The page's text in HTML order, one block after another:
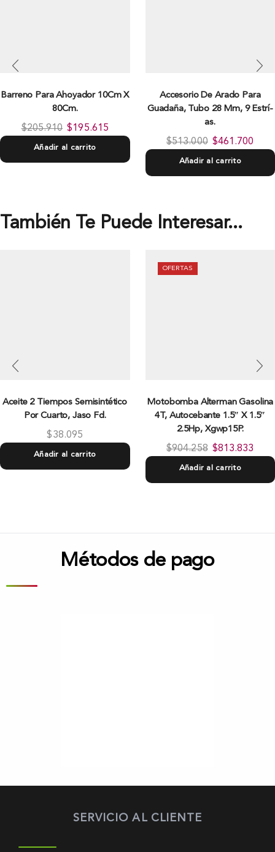
Barreno Para Ahoyador 10Cm X
80Cm.
$205.910 $195.615
Añadir al carrito
Accesorio De Arado Para
Guadaña, Tubo 28 Mm, 9 Estrí­
as.
$513.000 $461.700
Añadir al carrito
También Te Puede Interesar...
Aceite 2 Tiempos Semisintético
Por Cuarto, Jaso Fd.
$38.095
Añadir al carrito
OFERTAS
Motobomba Alterman Gasolina
4T, Autocebante 1.5″ X 1.5″
2.5Hp, Xgwp15P.
$904.258 $813.833
Añadir al carrito
Métodos de pago
SERVICIO AL CLIENTE